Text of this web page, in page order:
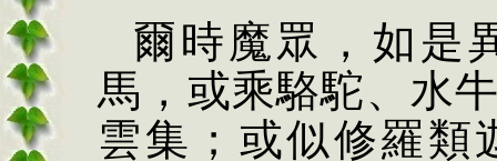
爾時魔眾，如是
馬，或乘駱駝、水
雲集；或似修羅類